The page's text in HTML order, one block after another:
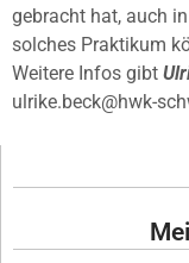
gebracht hat, auch
solches Praktikum
Weitere Infos gibt
ulrike.beck@hwk-